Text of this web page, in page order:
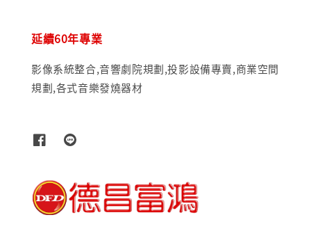
延續60年專業
影像系統整合,音響劇院規劃,投影設備專賣,商業空間
規劃,各式音樂發燒器材